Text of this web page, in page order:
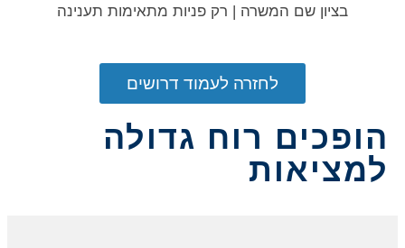
בציון שם המשרה | רק פניות מתאימות תענינה
לחזרה לעמוד דרושים
הופכים רוח גדולה
למציאות